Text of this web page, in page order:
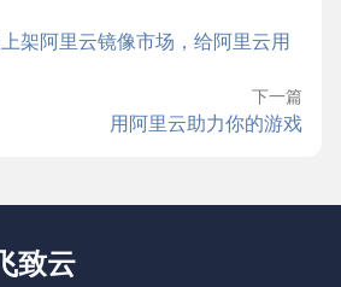
架阿里云镜像市场，给阿里云用
下一篇
用阿里云助力你的游戏
致云